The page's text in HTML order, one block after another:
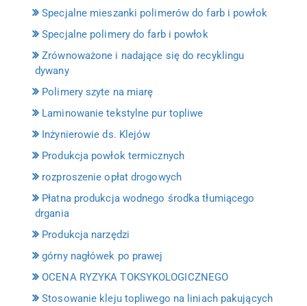
Specjalne mieszanki polimerów do farb i powłok
Specjalne polimery do farb i powłok
Zrównoważone i nadające się do recyklingu
dywany
Polimery szyte na miarę
Laminowanie tekstylne pur topliwe
Inżynierowie ds. Klejów
Produkcja powłok termicznych
rozproszenie opłat drogowych
Płatna produkcja wodnego środka tłumiącego
drgania
Produkcja narzędzi
górny nagłówek po prawej
OCENA RYZYKA TOKSYKOLOGICZNEGO
Stosowanie kleju topliwego na liniach pakujących